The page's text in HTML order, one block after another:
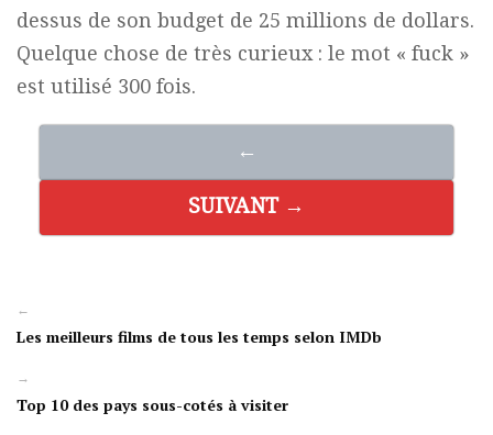
dessus de son budget de 25 millions de dollars.
Quelque chose de très curieux : le mot « fuck »
est utilisé 300 fois.
←
SUIVANT →
←
Les meilleurs films de tous les temps selon IMDb
→
Top 10 des pays sous-cotés à visiter